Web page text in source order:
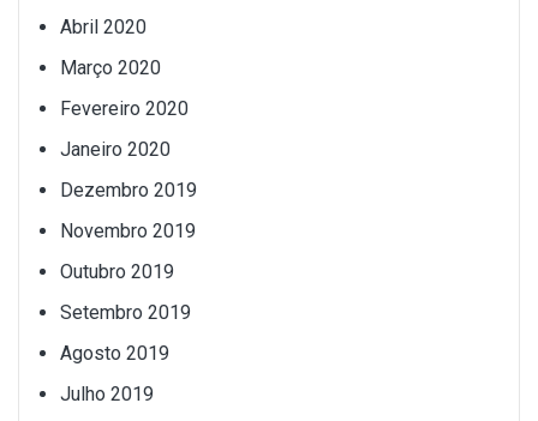
Abril 2020
Março 2020
Fevereiro 2020
Janeiro 2020
Dezembro 2019
Novembro 2019
Outubro 2019
Setembro 2019
Agosto 2019
Julho 2019